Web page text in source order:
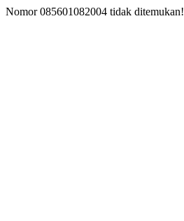
Nomor 085601082004 tidak ditemukan!